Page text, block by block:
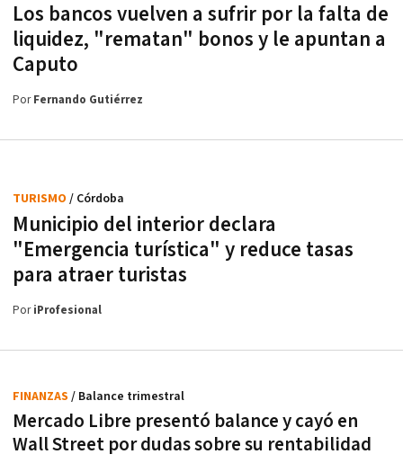
Los bancos vuelven a sufrir por la falta de
liquidez, "rematan" bonos y le apuntan a
Caputo
PorFernando Gutiérrez
Municipio del interior declara
"Emergencia turística" y reduce tasas
para atraer turistas
TURISMO / Córdoba
PoriProfesional
Mercado Libre presentó balance y cayó en
Wall Street por dudas sobre su rentabilidad
FINANZAS / Balance trimestral